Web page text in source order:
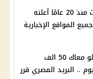
حدث تاريخي لن يحدث منذ 20 عامًا أعلنه
المواقع الإخبارية
اجري علي البوسطه لو معاك 50 الف
.. البريد المصري قرر